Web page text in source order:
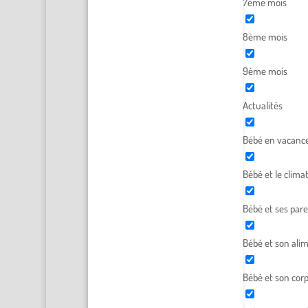
8ème mois
9ème mois
Actualités
Bébé en
Bébé et le climat
Bébé et ses
Bébé et son
Bébé et son